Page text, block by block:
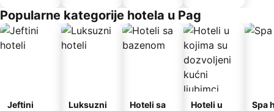
Popularne kategorije hotela u Pag
Jeftini
Luksuzni
Hoteli sa
Hoteli u
Spa